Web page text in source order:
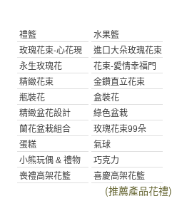
禮籃
水果籃
玫瑰花束-心花現
進口大朵玫瑰花束
永生玫瑰花
花束-愛情幸福門
精緻花束
金鑽直立花束
瓶裝花
盒裝花
精緻盆花設計
綠色盆栽
蘭花盆栽組合
玫瑰花束99朵
蛋糕
氣球
小熊玩偶 & 禮物
巧克力
喪禮高架花籃
喜慶高架花籃
(推薦產品花禮)